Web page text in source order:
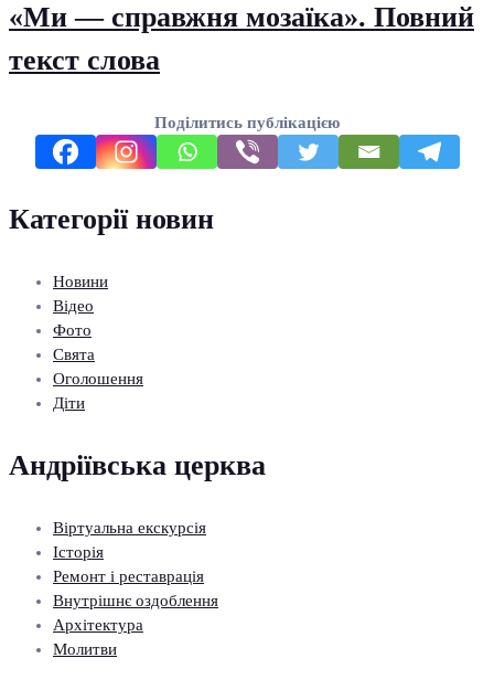
«Ми — справжня мозаїка». Повний
текст слова
Поділитись публікацією
Категорії новин
Новини
Відео
Фото
Свята
Оголошення
Діти
Андріївська церква
Віртуальна екскурсія
Історія
Ремонт і реставрація
Внутрішнє оздоблення
Архітектура
Молитви